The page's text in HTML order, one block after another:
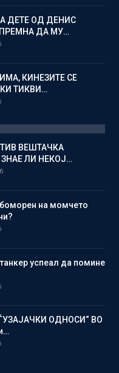
ДЕТЕ ОД ДЕНИС
ДА МУ…
КИНЕЗИТЕ СЕ
ТИКВИ…
ВЕШТАЧКА
ЛИ НЕКОЈ…
на момчето
успеал да помине
ОДНОСИ“ ВО